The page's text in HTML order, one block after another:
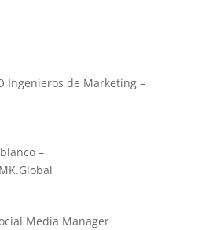
Ingenieros de Marketing –
–
Media Manager